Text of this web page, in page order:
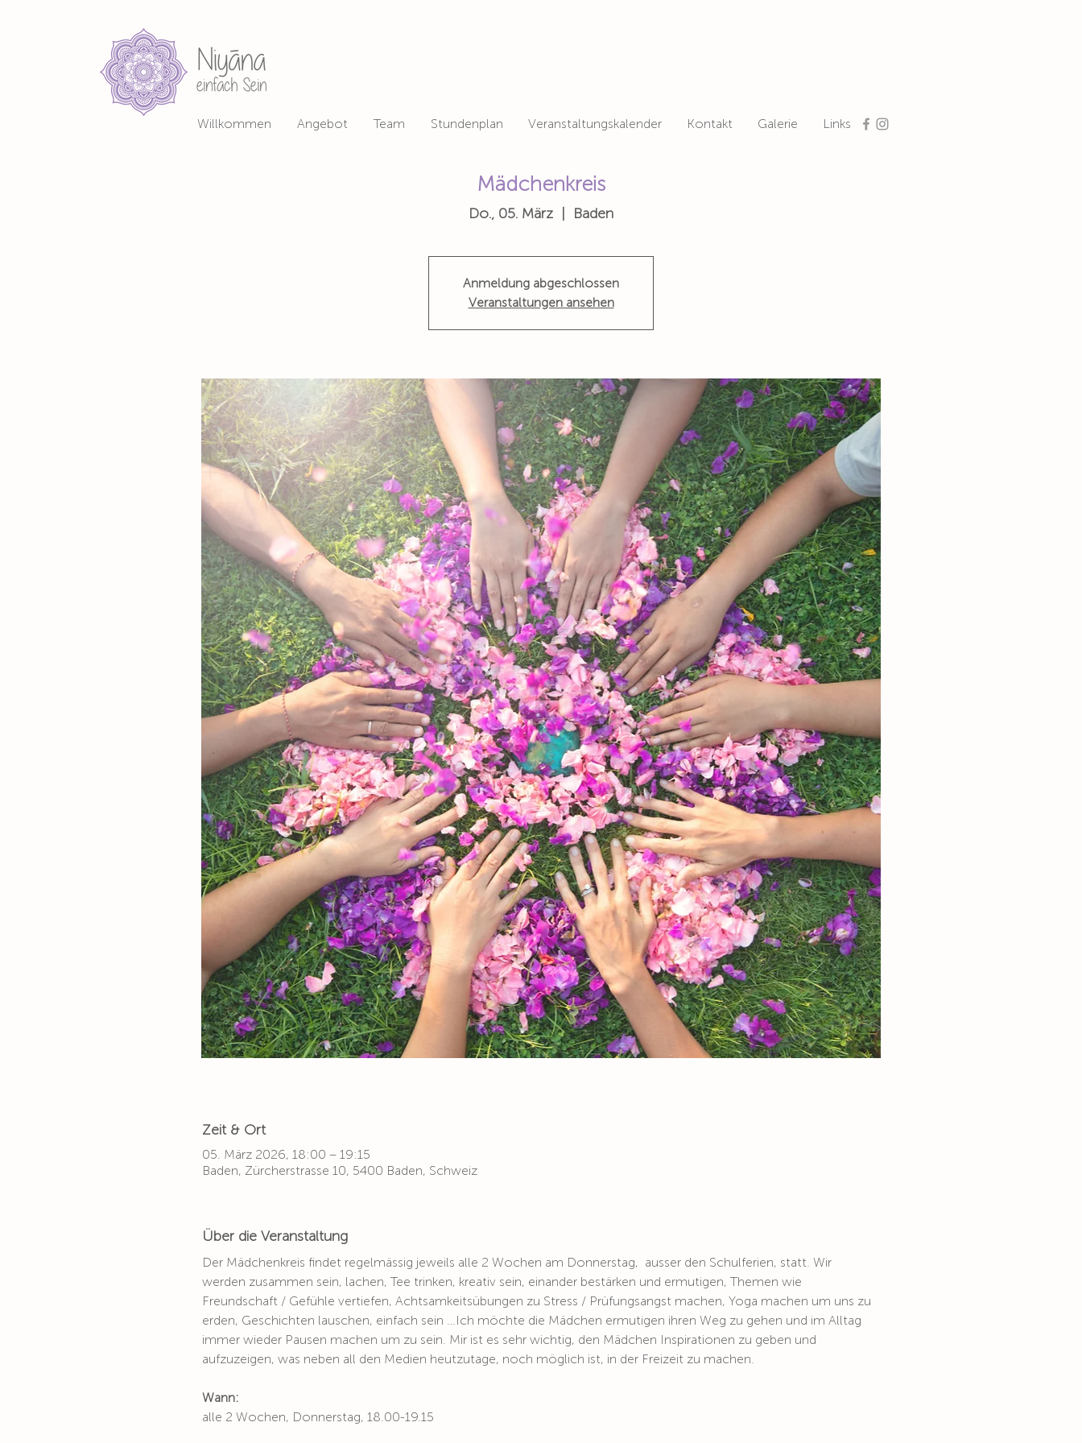
Willkommen Angebot Team Stundenplan Veranstaltungskalender Kontakt Galerie Links
Mädchenkreis
Do., 05. März Baden
Anmeldung abgeschlossen
Veranstaltungen ansehen
Zeit & Ort
05. März 2026, 18:00 – 19:15
Baden, Zürcherstrasse 10, 5400 Baden, Schweiz
Über die Veranstaltung
Der Mädchenkreis findet regelmässig jeweils alle 2 Wochen am Donnerstag,  ausser den Schulferien, statt. Wir
werden zusammen sein, lachen, Tee trinken, kreativ sein, einander bestärken und ermutigen, Themen wie
Freundschaft / Gefühle vertiefen, Achtsamkeitsübungen zu Stress / Prüfungsangst machen, Yoga machen um uns zu
erden, Geschichten lauschen, einfach sein …Ich möchte die Mädchen ermutigen ihren Weg zu gehen und im Alltag
immer wieder Pausen machen um zu sein. Mir ist es sehr wichtig, den Mädchen Inspirationen zu geben und
aufzuzeigen, was neben all den Medien heutzutage, noch möglich ist, in der Freizeit zu machen.
Wann:
alle 2 Wochen, Donnerstag, 18.00-19.15